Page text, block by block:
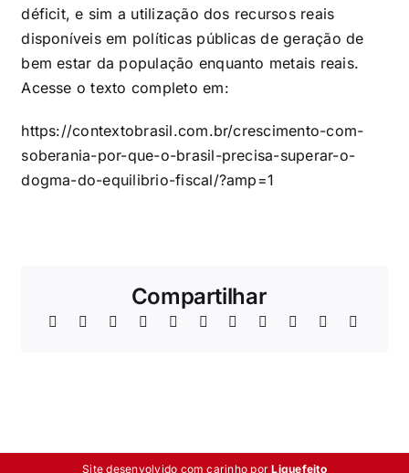
déficit, e sim a utilização dos recursos reais
disponíveis em políticas públicas de geração de
bem estar da população enquanto metais reais.
Acesse o texto completo em:
https://contextobrasil.com.br/crescimento-com-
soberania-por-que-o-brasil-precisa-superar-o-
dogma-do-equilibrio-fiscal/?amp=1
Compartilhar
Site desenvolvido com carinho porLiquefeito